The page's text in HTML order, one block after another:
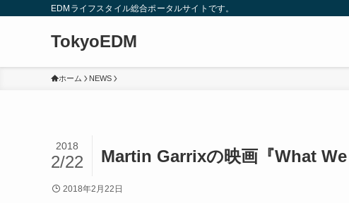
EDMライフスタイル総合ポータルサイトです。
TokyoEDM
ホーム NEWS
Martin Garrixの映画『What
2018
2/22
2018年2月22日